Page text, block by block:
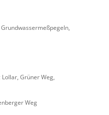
Grüner Weg,
Weg